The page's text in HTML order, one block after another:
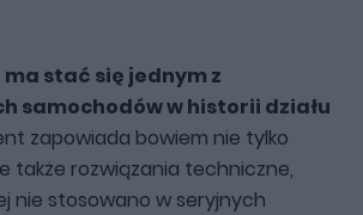
stać się jednym z
samochodów w historii działu
zapowiada bowiem nie tylko
także rozwiązania techniczne,
nie stosowano w seryjnych